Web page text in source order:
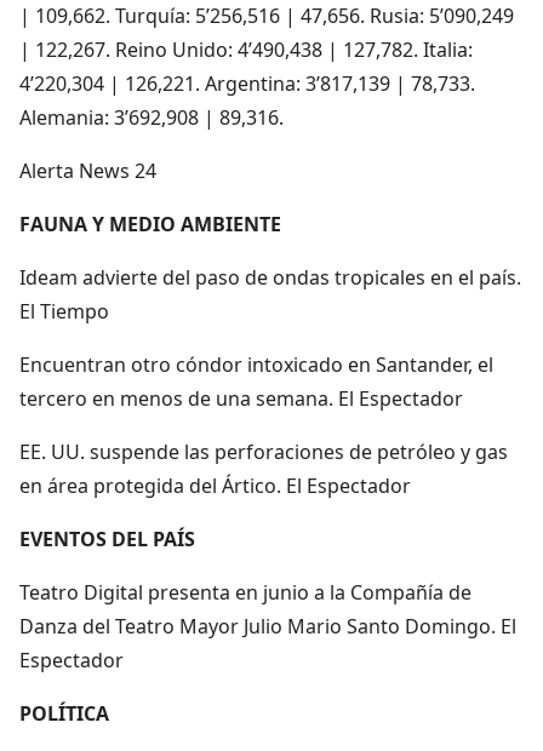
| 109,662. Turquía: 5’256,516 | 47,656. Rusia: 5’090,249
| 122,267. Reino Unido: 4’490,438 | 127,782. Italia:
4’220,304 | 126,221. Argentina: 3’817,139 | 78,733.
Alemania: 3’692,908 | 89,316.
Alerta News 24
FAUNA Y MEDIO AMBIENTE
Ideam advierte del paso de ondas tropicales en el país.
El Tiempo
Encuentran otro cóndor intoxicado en Santander, el
tercero en menos de una semana. El Espectador
EE. UU. suspende las perforaciones de petróleo y gas
en área protegida del Ártico. El Espectador
EVENTOS DEL PAÍS
Teatro Digital presenta en junio a la Compañía de
Danza del Teatro Mayor Julio Mario Santo Domingo. El
Espectador
POLÍTICA